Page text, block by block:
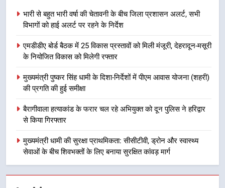
सड़क सुरक्षा पर डीएम का सख्त एक्शन,
ब्लैक स्पॉट होंगे सुरक्षित, हर माह होगी
उत्तराखण्ड
महाराज की राजस्थान के मुख्यमंत्री से
गतिविधियों के विस्तार पर हुई चर्चा
उत्तराखण्ड
भारी से बहुत भारी वर्षा की चेतावनी के बीच
जिला प्रशासन अलर्ट, सभी विभागों को हाई
उत्तराखण्ड
भारी से बहुत भारी वर्षा की चेतावनी के बीच जिला प्रशासन अलर्ट, सभी
विभागों को हाई अलर्ट पर रहने के निर्देश
एमडीडीए बोर्ड बैठक में 25 विकास प्रस्तावों को मिली मंजूरी, देहरादून-मसूरी
के नियोजित विकास को मिलेगी रफ्तार
मुख्यमंत्री पुष्कर सिंह धामी के दिशा-निर्देशों में पीएम आवास योजना (शहरी)
की प्रगति की हुई समीक्षा
बैरागीवाला हत्याकांड के फरार चल रहे अभियुक्त को दून पुलिस ने हरिद्वार
से किया गिरफ्तार
मुख्यमंत्री धामी की सुरक्षा प्राथमिकता: सीसीटीवी, ड्रोन और स्वास्थ्य
सेवाओं के बीच शिवभक्तों के लिए बनाया सुरक्षित कांवड़ मार्ग